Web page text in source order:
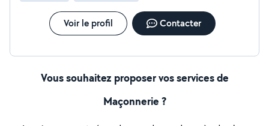
Voir le profil Contacter
Vous souhaitez proposer vos services de
Maçonnerie ?